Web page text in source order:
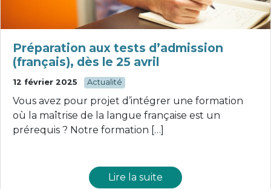
Préparation aux tests d’admission
(français), dès le 25 avril
12 février 2025 Actualité
Vous avez pour projet d’intégrer une formation
où la maîtrise de la langue française est un
prérequis ? Notre formation […]
Lire la suite